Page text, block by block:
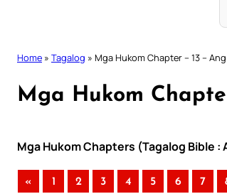
Home » Tagalog » Mga Hukom Chapter – 13 –
Mga Hukom
Mga Hukom Chapters (Tagalog Bible :
« 1 2 3 4 5 6 7